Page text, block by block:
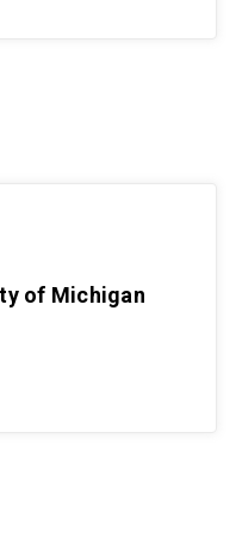
of Michigan